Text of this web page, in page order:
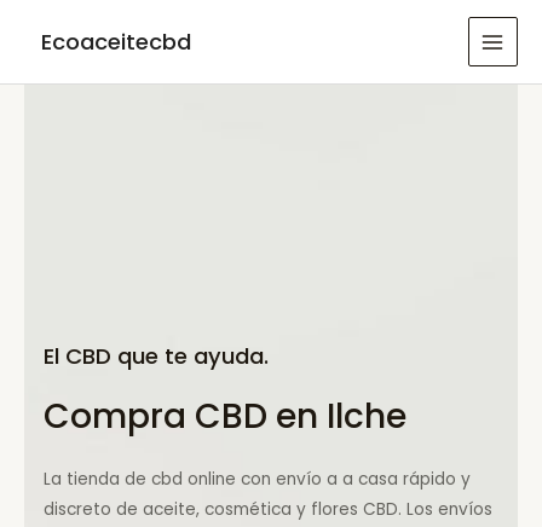
Ecoaceitecbd
El CBD que te ayuda.
Compra CBD en Ilche
La tienda de cbd online con envío a a casa rápido y
discreto de aceite, cosmética y flores CBD. Los envíos